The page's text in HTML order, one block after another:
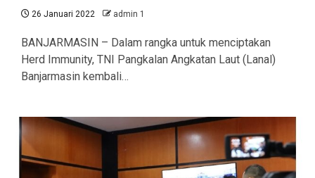
26 Januari 2022 admin 1
BANJARMASIN – Dalam rangka untuk menciptakan
Herd Immunity, TNI Pangkalan Angkatan Laut (Lanal)
Banjarmasin kembali…